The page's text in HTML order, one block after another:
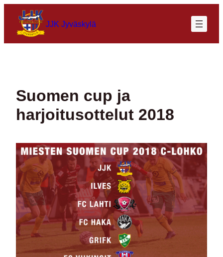
sisältöön
JJK Jyväskylä
Suomen cup ja
harjoitusottelut 2018